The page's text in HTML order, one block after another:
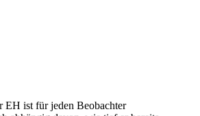
EH ist für jeden Beobachter